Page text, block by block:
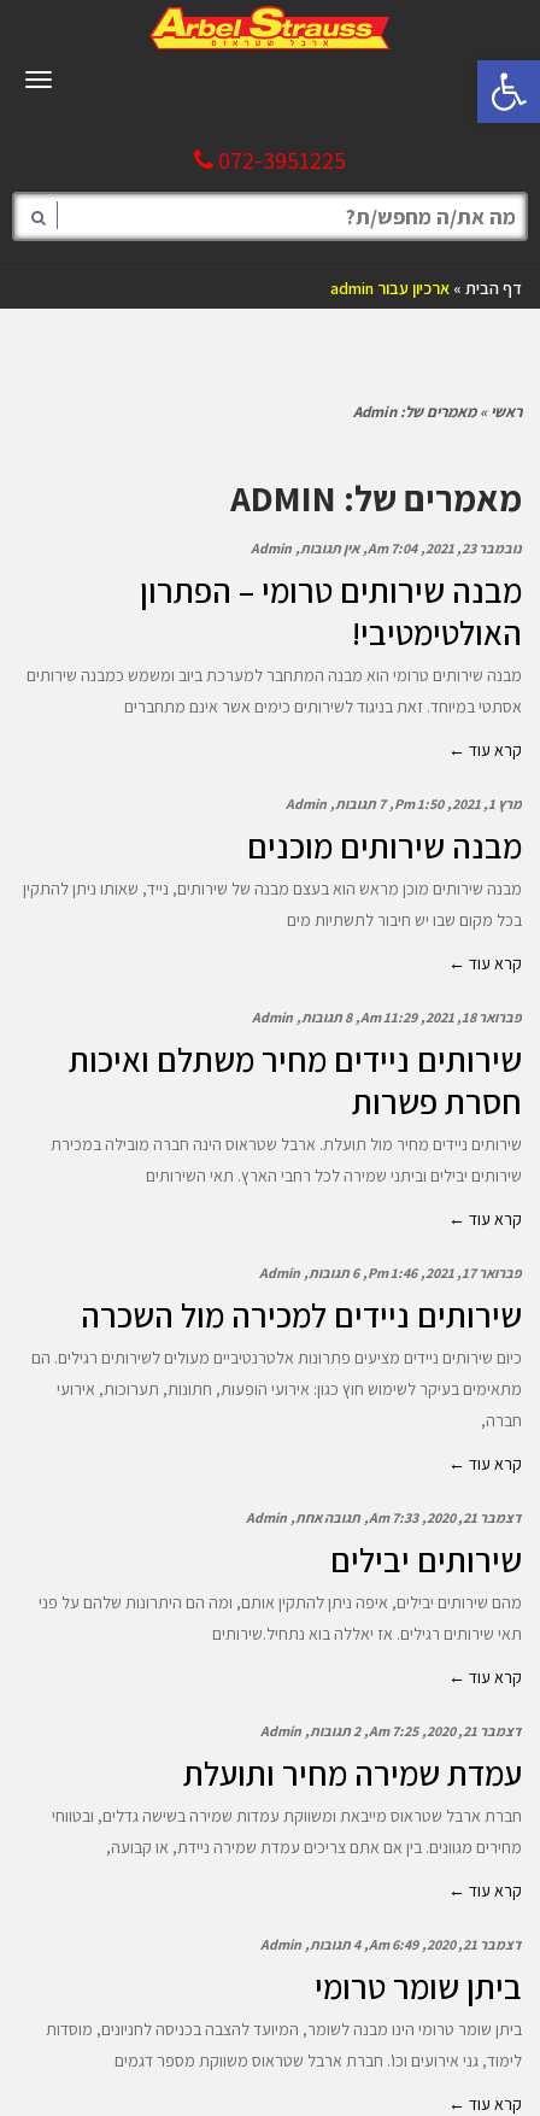
פתח סרגל נגישות
072-3951225
דף הבית » ארכיון עבור admin
ראשי » מאמרים של: Admin
מאמרים של: ADMIN
נובמבר 23, 2021 7:04 Am אין תגובות Admin
מבנה שירותים טרומי – הפתרון
האולטימטיבי!
מבנה שירותים טרומי הוא מבנה המתחבר למערכת ביוב ומשמש כמבנה שירותים
אסתטי במיוחד. זאת בניגוד לשירותים כימים אשר אינם מתחברים
קרא עוד ←
מרץ 1, 2021 1:50 Pm 7 תגובות Admin
מבנה שירותים מוכנים
מבנה שירותים מוכן מראש הוא בעצם מבנה של שירותים, נייד, שאותו ניתן להתקין
בכל מקום שבו יש חיבור לתשתיות מים
קרא עוד ←
פברואר 18, 2021 11:29 Am 8 תגובות Admin
שירותים ניידים מחיר משתלם ואיכות
חסרת פשרות
שירותים ניידים מחיר מול תועלת. ארבל שטראוס הינה חברה מובילה במכירת
שירותים יבילים וביתני שמירה לכל רחבי הארץ. תאי השירותים
קרא עוד ←
פברואר 17, 2021 1:46 Pm 6 תגובות Admin
שירותים ניידים למכירה מול השכרה
כיום שירותים ניידים מציעים פתרונות אלטרנטיביים מעולים לשירותים רגילים. הם
מתאימים בעיקר לשימוש חוץ כגון: אירועי הופעות, חתונות, תערוכות, אירועי
חברה,
קרא עוד ←
דצמבר 21, 2020 7:33 Am תגובה אחת Admin
שירותים יבילים
מהם שירותים יבילים, איפה ניתן להתקין אותם, ומה הם היתרונות שלהם על פני
תאי שירותים רגילים. אז יאללה בוא נתחיל.שירותים
קרא עוד ←
דצמבר 21, 2020 7:25 Am 2 תגובות Admin
עמדת שמירה מחיר ותועלת
חברת ארבל שטראוס מייבאת ומשווקת עמדות שמירה בשישה גדלים, ובטווחי
מחירים מגוונים. בין אם אתם צריכים עמדת שמירה ניידת, או קבועה,
קרא עוד ←
דצמבר 21, 2020 6:49 Am 4 תגובות Admin
ביתן שומר טרומי
ביתן שומר טרומי הינו מבנה לשומר, המיועד להצבה בכניסה לחניונים, מוסדות
לימוד, גני אירועים וכו'. חברת ארבל שטראוס משווקת מספר דגמים
קרא עוד ←